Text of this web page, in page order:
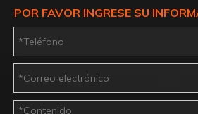
POR FAVOR INGRESE SU